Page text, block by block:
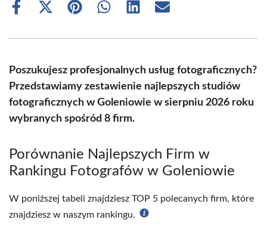
Share
Share
(Twitter)
Share Share Share Share
Poszukujesz profesjonalnych usług fotograficznych?
Przedstawiamy zestawienie najlepszych studiów
fotograficznych w Goleniowie w sierpniu 2026 roku
wybranych spośród 8 firm.
Porównanie Najlepszych Firm w
Rankingu Fotografów w Goleniowie
W poniższej tabeli znajdziesz TOP 5 polecanych firm, które
znajdziesz w naszym rankingu.